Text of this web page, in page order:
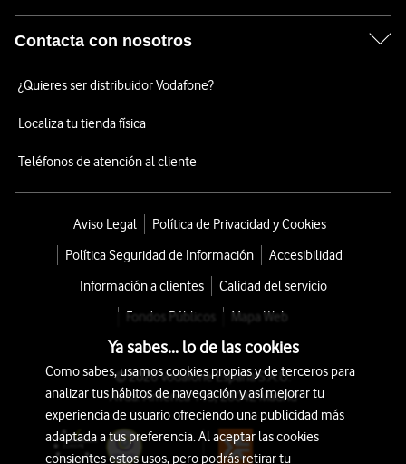
Contacta con nosotros
¿Quieres ser distribuidor Vodafone?
Localiza tu tienda física
Teléfonos de atención al cliente
Aviso Legal
Política de Privacidad y Cookies
Política Seguridad de Información
Accesibilidad
Información a clientes
Calidad del servicio
Fondos Públicos
Mapa Web
© 2026 Vodafone España S.A.U.
Avda. América 115, 28042 Madrid
Ya sabes... lo de las cookies
Como sabes, usamos cookies propias y de terceros para
analizar tus hábitos de navegación y así mejorar tu
experiencia de usuario ofreciendo una publicidad más
adaptada a tus preferencia. Al aceptar las cookies
consientes estos usos, pero podrás retirar tu